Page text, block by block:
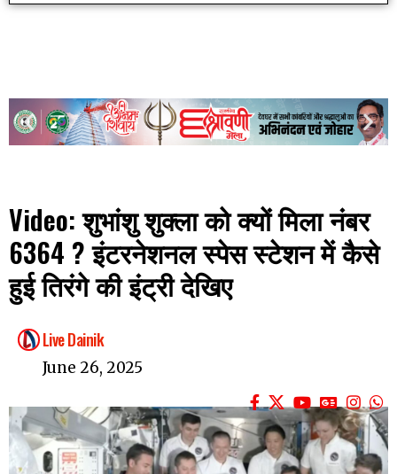
Video: शुभांशु शुक्ला को क्यों मिला नंबर
6364 ? इंटरनेशनल स्पेस स्टेशन में कैसे
हुई तिरंगे की इंट्री देखिए
Live Dainik
June 26, 2025